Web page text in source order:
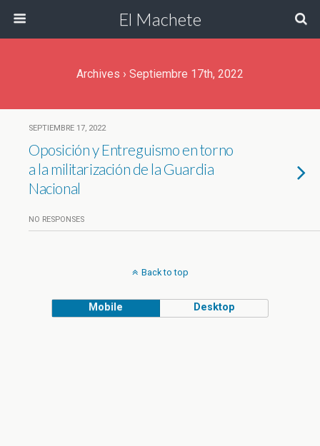
El Machete
Archives › Septiembre 17th, 2022
SEPTIEMBRE 17, 2022
Oposición y Entreguismo en torno
a la militarización de la Guardia
Nacional
NO RESPONSES
Back to top
Mobile Desktop